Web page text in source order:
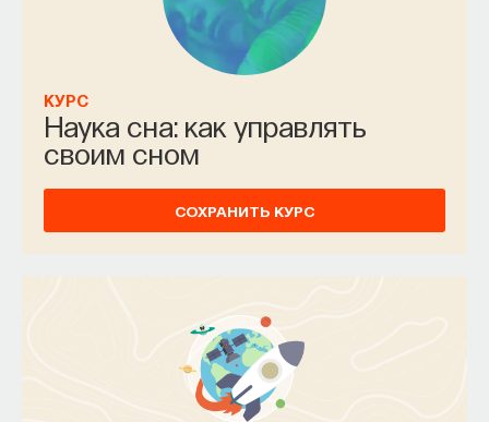
КУРС
Наука сна: как управлять
своим сном
СОХРАНИТЬ КУРС